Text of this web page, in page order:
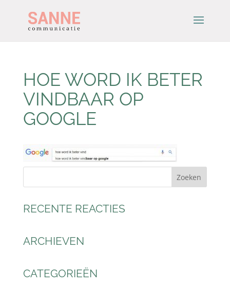
HOE WORD IK BETER
VINDBAAR OP
GOOGLE
RECENTE REACTIES
ARCHIEVEN
CATEGORIEËN